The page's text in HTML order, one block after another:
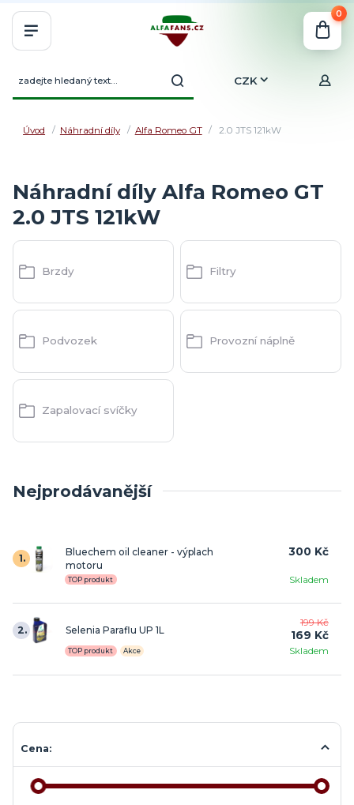
CZK
0
Úvod Náhradní díly Alfa Romeo GT 2.0 JTS 121kW
Náhradní díly Alfa Romeo GT
2.0 JTS 121kW
Brzdy Filtry
Podvozek Provozní náplně
Zapalovací svíčky
Nejprodávanější
1.
Bluechem oil cleaner - výplach
motoru
Skladem
TOP produkt
300 Kč
2. Selenia Paraflu UP 1L
Skladem
TOP produkt Akce
199 Kč
169 Kč
Cena: